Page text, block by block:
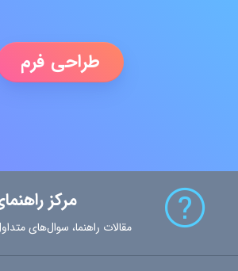
طراحی فرم
مرکز
مقالات راهنما، سوال‌های